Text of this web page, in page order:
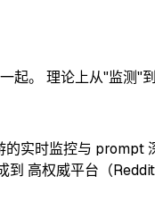
。 理论上从"监测"
实时监控与 prompt
到 高权威平台（